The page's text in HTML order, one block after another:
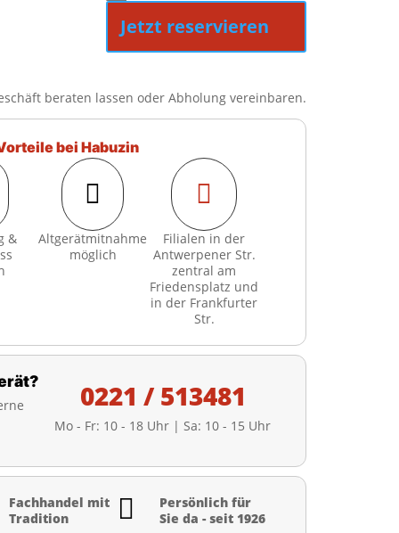
Jetzt reservieren
beraten lassen oder Abholung vereinbaren.
bei Habuzin
&

Altgerätmitnahme
möglich

Filialen in der
Antwerpener Str.
zentral am
Friedensplatz und
in der Frankfurter
Str.
0221 / 513481
Mo - Fr: 10 - 18 Uhr | Sa: 10 - 15 Uhr
Fachhandel mit
Tradition

Persönlich für
Sie da - seit 1926